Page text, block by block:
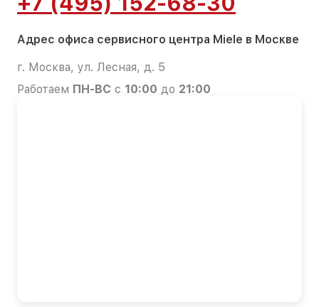
Адрес офиса сервисного центра Miele в Москве
г. Москва, ул. Лесная, д. 5
Работаем ПН-ВС с 10:00 до 21:00